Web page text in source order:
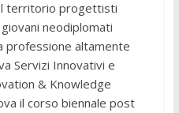
territorio progettisti
neodiplomati
professione altamente
Servizi Innovativi e
& Knowledge
il corso biennale post